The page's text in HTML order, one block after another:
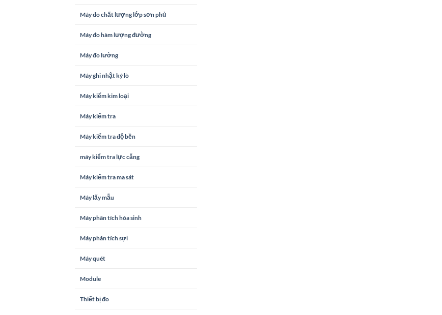
Máy đo chất lượng lớp sơn phủ
Máy đo hàm lượng đường
Máy đo lường
Máy ghi nhật ký lò
Máy kiểm kim loại
Máy kiểm tra
Máy kiểm tra độ bền
máy kiểm tra lực căng
Máy kiểm tra ma sát
Máy lấy mẫu
Máy phân tích hóa sinh
Máy phân tích sợi
Máy quét
Module
Thiết bị đo